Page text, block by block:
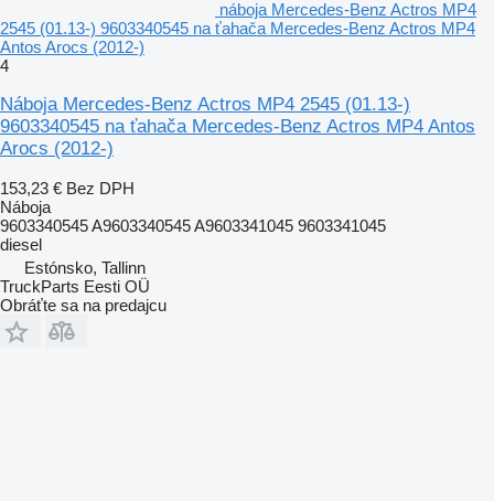
náboja Mercedes-Benz Actros MP4
2545 (01.13-) 9603340545 na ťahača Mercedes-Benz Actros MP4
Antos Arocs (2012-)
4
Náboja Mercedes-Benz Actros MP4 2545 (01.13-)
9603340545 na ťahača Mercedes-Benz Actros MP4 Antos
Arocs (2012-)
153,23 € Bez DPH
Náboja
9603340545 A9603340545 A9603341045 9603341045
diesel
Estónsko, Tallinn
TruckParts Eesti OÜ
Obráťte sa na predajcu